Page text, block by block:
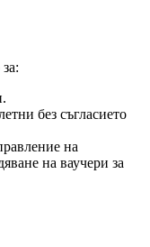
без съгласието
на
на ваучери за